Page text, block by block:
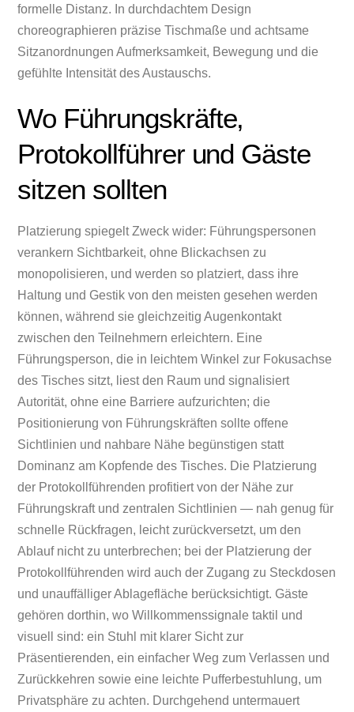
formelle Distanz. In durchdachtem Design
choreographieren präzise Tischmaße und achtsame
Sitzanordnungen Aufmerksamkeit, Bewegung und die
gefühlte Intensität des Austauschs.
Wo Führungskräfte,
Protokollführer und Gäste
sitzen sollten
Platzierung spiegelt Zweck wider: Führungspersonen
verankern Sichtbarkeit, ohne Blickachsen zu
monopolisieren, und werden so platziert, dass ihre
Haltung und Gestik von den meisten gesehen werden
können, während sie gleichzeitig Augenkontakt
zwischen den Teilnehmern erleichtern. Eine
Führungsperson, die in leichtem Winkel zur Fokusachse
des Tisches sitzt, liest den Raum und signalisiert
Autorität, ohne eine Barriere aufzurichten; die
Positionierung von Führungskräften sollte offene
Sichtlinien und nahbare Nähe begünstigen statt
Dominanz am Kopfende des Tisches. Die Platzierung
der Protokollführenden profitiert von der Nähe zur
Führungskraft und zentralen Sichtlinien — nah genug für
schnelle Rückfragen, leicht zurückversetzt, um den
Ablauf nicht zu unterbrechen; bei der Platzierung der
Protokollführenden wird auch der Zugang zu Steckdosen
und unauffälliger Ablagefläche berücksichtigt. Gäste
gehören dorthin, wo Willkommenssignale taktil und
visuell sind: ein Stuhl mit klarer Sicht zur
Präsentierenden, ein einfacher Weg zum Verlassen und
Zurückkehren sowie eine leichte Pufferbestuhlung, um
Privatsphäre zu achten. Durchgehend untermauert